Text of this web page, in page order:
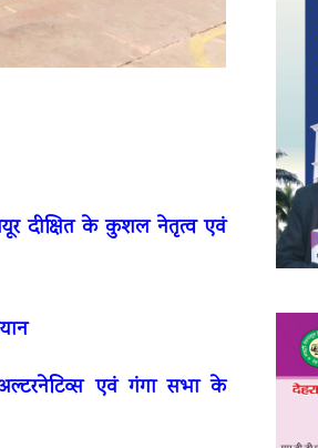
मयूर दीक्षित के कुशल नेतृत्व एवं
एवं गंगा सभा के